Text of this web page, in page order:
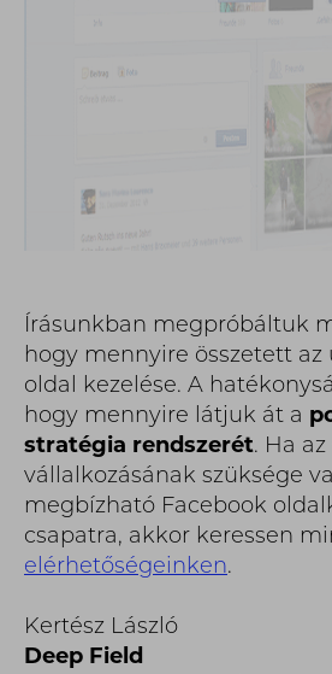
Írásunkban megpróbáltuk
hogy mennyire összetett az
oldal kezelése. A
hogy mennyire látjuk át a
stratégia rendszerét. Ha az
vállalkozásának szüksége
megbízható Facebook
csapatra, akkor keressen
elérhetőségeinken.
Kertész László
Deep Field